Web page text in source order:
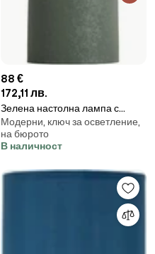
88 €
172,11 лв.
Зелена настолна лампа с
метален абажур (височина 30
cm) Boaz – Leitmotiv
Модерни, ключ за осветление,
на бюрото
В наличност